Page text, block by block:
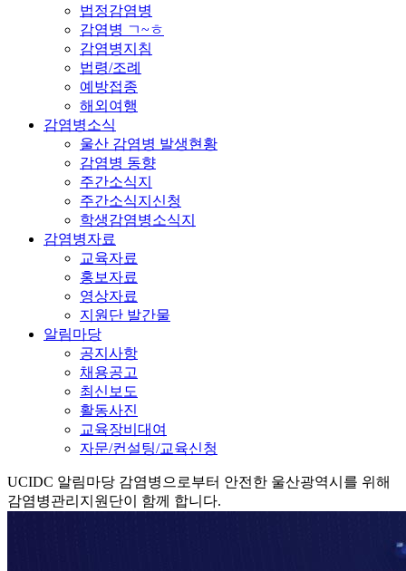
법정감염병
감염병 ㄱ~ㅎ
감염병지침
법령/조례
예방접종
해외여행
감염병소식
울산 감염병 발생현황
감염병 동향
주간소식지
주간소식지신청
학생감염병소식지
감염병자료
교육자료
홍보자료
영상자료
지원단 발간물
알림마당
공지사항
채용공고
최신보도
활동사진
교육장비대여
자문/컨설팅/교육신청
UCIDC 알림마당 감염병으로부터 안전한 울산광역시를 위해
감염병관리지원단이 함께 합니다.